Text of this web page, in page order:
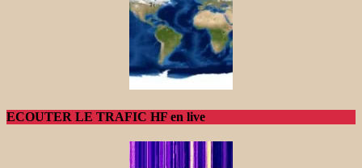
ECOUTER LE TRAFIC HF en live